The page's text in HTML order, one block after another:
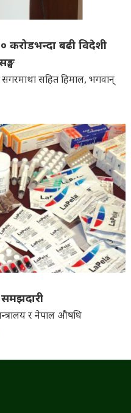
करोडभन्दा बढी विदेशी
सगरमाथा सहित हिमाल, भगवान्
र नेपाल औषधि